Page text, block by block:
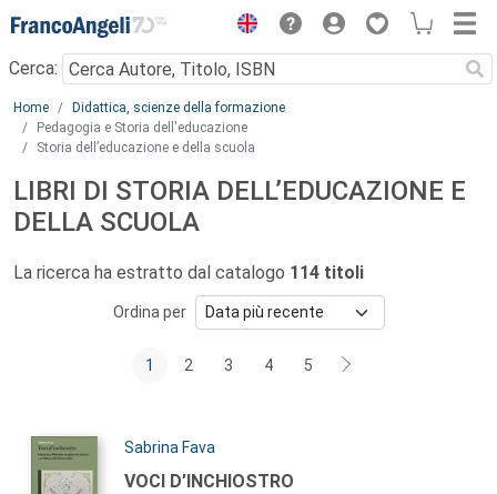
Menu
Cerca:
Main content
Home
Didattica, scienze della formazione
Pedagogia e Storia dell'educazione
Storia dell’educazione e della scuola
LIBRI DI STORIA DELL’EDUCAZIONE E
DELLA SCUOLA
La ricerca ha estratto dal catalogo 114 titoli
Ordina per
1 2 3 4 5
Autori:
Sabrina Fava
Titolo:
VOCI D’INCHIOSTRO